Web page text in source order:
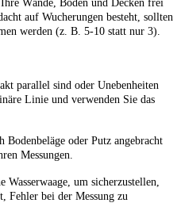
Wände, Böden und Decken frei
auf Wucherungen besteht, sollten
werden (z. B. 5-10 statt nur 3).
parallel sind oder Unebenheiten
Linie und verwenden Sie das
oder Putz angebracht
Messungen.
um sicherzustellen,
Fehler bei der Messung zu